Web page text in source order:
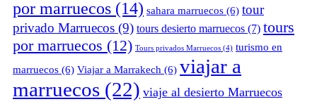
por marruecos (14) sahara marruecos (6) tour
privado Marruecos (9) tours desierto marruecos (7) tours
por marruecos (12) Tours privados Marruecos (4) turismo en
marruecos (6) Viajar a Marrakech (6) viajar a
marruecos (22) viaje al desierto Marruecos